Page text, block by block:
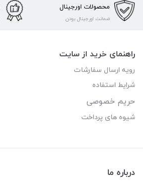
محصولات اورجینال
ضمانت اورجینال بودن
راهنمای خرید از سایت
رویه ارسال سفارشات
شرایط استفاده
حریم خصوصی
شیوه های پرداخت
درباره ما